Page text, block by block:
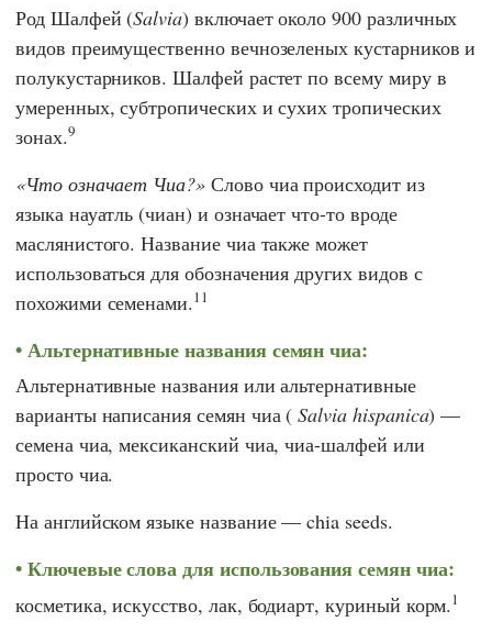
Род Шалфей (Salvia) включает около 900 различных
видов преимущественно вечнозеленых кустарников и
полукустарников. Шалфей растет по всему миру в
умеренных, субтропических и сухих тропических
зонах.9
Что означает Чиа? Слово чиа происходит из
языка науатль (чиан) и означает что-то вроде
маслянистого. Название чиа также может
использоваться для обозначения других видов с
похожими семенами.11
Альтернативные названия семян чиа:
Альтернативные названия или альтернативные
варианты написания семян чиа (Salvia hispanica) —
семена чиа, мексиканский чиа, чиа-шалфей или
просто чиа.
На английском языке название — chia seeds.
Ключевые слова для использования семян чиа:
косметика, искусство, лак, бодиарт, куриный корм.1